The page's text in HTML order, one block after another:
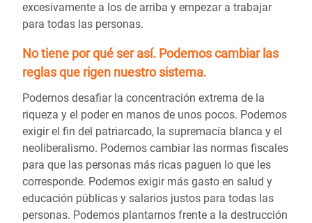
excesivamente a los de arriba y empezar a trabajar
para todas las personas.
No tiene por qué ser así. Podemos cambiar las
reglasque rigen nuestro sistema.
Podemos desafiar la concentración extrema de la
riqueza y el poder en manos de unos pocos. Podemos
exigir el fin del patriarcado, la supremacía blanca y el
neoliberalismo. Podemos cambiar las normas fiscales
para que las personas más ricas paguen lo que les
corresponde. Podemos exigir más gasto en salud y
educación públicas y salarios justos para todas las
personas. Podemos plantarnos frente a la destrucción